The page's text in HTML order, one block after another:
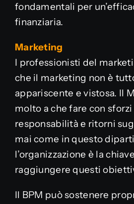
fondamentali per
finanziaria.
Marketing
I professionisti del
che il marketing non è
appariscente e vistosa. Il
molto a che fare con
responsabilità e ritorni
mai come in questo
l’organizzazione è la
raggiungere questi
Il BPM può sostenere